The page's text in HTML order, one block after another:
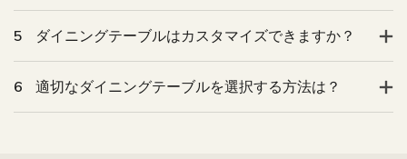
5 ダイニングテーブルはカスタマイズできますか？
6 適切なダイニングテーブルを選択する方法は？